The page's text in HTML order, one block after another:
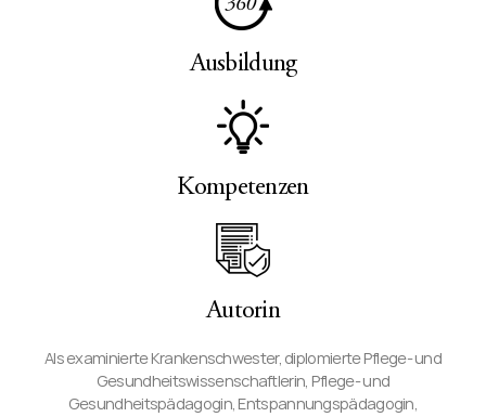
Ausbildung
Kompetenzen
Autorin
Als examinierte Krankenschwester, diplomierte Pflege- und
Gesundheitswissenschaftlerin, Pflege- und
Gesundheitspädagogin, Entspannungspädagogin,